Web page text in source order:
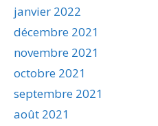
janvier 2022
décembre 2021
novembre 2021
octobre 2021
septembre 2021
août 2021